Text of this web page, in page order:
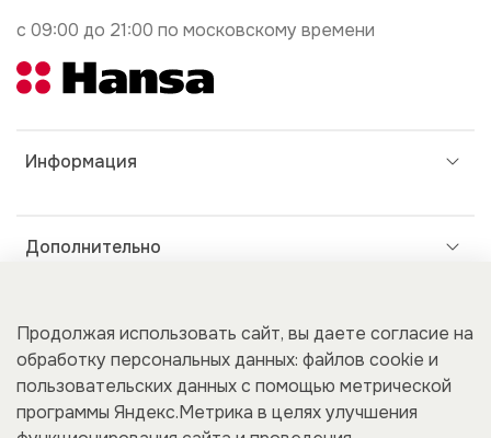
Информация
Дополнительно
Покупателям
Для бизнеса
с 09:00 до 21:00 по московскому времени
Продолжая использовать сайт, вы даете согласие на
обработку персональных данных: файлов cookie и
пользовательских данных с помощью метрической
программы Яндекс.Метрика в целях улучшения